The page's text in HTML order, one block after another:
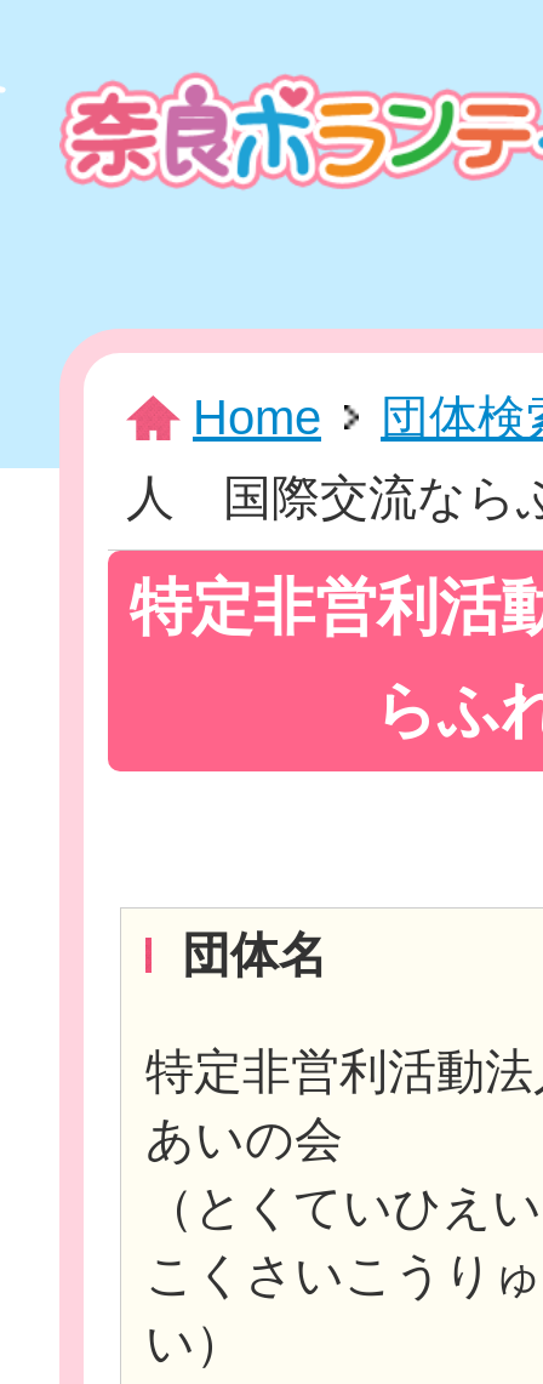
HOME
新着情報
Let'sボランテ
ボランティア
イベント・講
Home
団体検
人 国際交流なら
特定非営利活
らふ
団体名
特定非営利活動
あいの会
（とくていひ
こくさいこうり
い）